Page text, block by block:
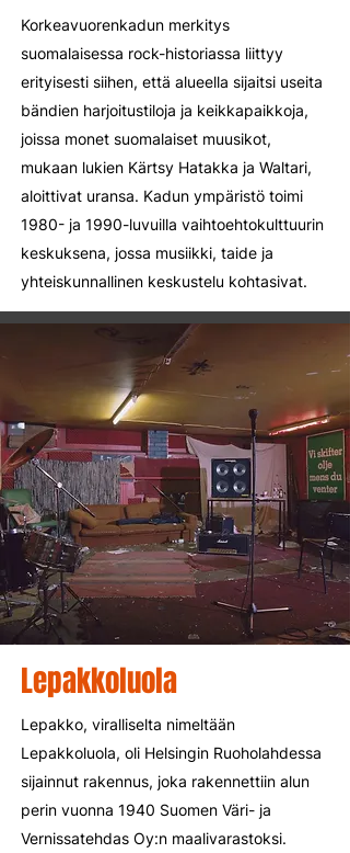
Korkeavuorenkadun merkitys
suomalaisessa rock-historiassa liittyy
erityisesti siihen, että alueella sijaitsi useita
bändien harjoitustiloja ja keikkapaikkoja,
joissa monet suomalaiset muusikot,
mukaan lukien Kärtsy Hatakka ja Waltari,
aloittivat uransa. Kadun ympäristö toimi
1980- ja 1990-luvuilla vaihtoehtokulttuurin
keskuksena, jossa musiikki, taide ja
yhteiskunnallinen keskustelu kohtasivat.
Lepakkoluola
Lepakko, viralliselta nimeltään
Lepakkoluola, oli Helsingin Ruoholahdessa
sijainnut rakennus, joka rakennettiin alun
perin vuonna 1940 Suomen Väri- ja
Vernissatehdas Oy:n maalivarastoksi.